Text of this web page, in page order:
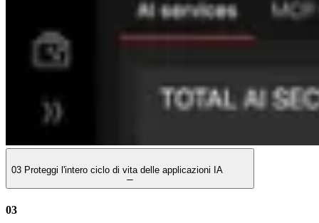
03 Proteggi l'intero ciclo di vita delle applicazioni IA
03